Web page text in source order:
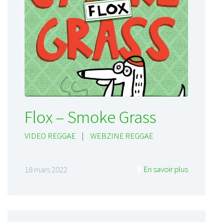
Flox – Smoke Grass
VIDEO REGGAE | WEBZINE REGGAE
18 mars 2022 En savoir plus